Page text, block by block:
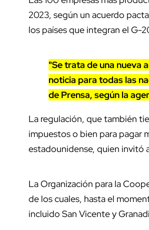
2023, según un acuerdo
los países que integran el G-
"Se trata de una nueva
noticia para todas las
de Prensa, según la
La regulación, que también
impuestos o bien para pagar
estadounidense, quien invitó
La Organización para la
de los cuales, hasta el
incluido San Vicente y